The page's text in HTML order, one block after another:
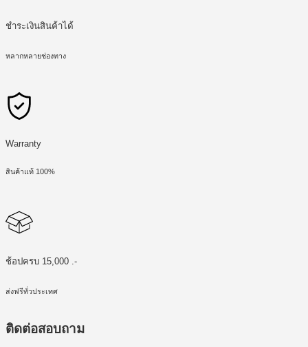
ชำระเงินสินค้าได้
หลากหลายช่องทาง
Warranty
สินค้าแท้ 100%
ช้อปครบ 15,000 .-
ส่งฟรีทั่วประเทศ
ติดต่อสอบถาม